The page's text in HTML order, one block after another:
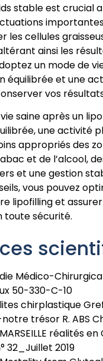
stable est crucial
les cellules
ainsi les
un mode de
équilibrée et une
vos
saine après un
une activité
appropriés des
et de l’alcool,
et une gestion
vous pouvez
lipofilling et
toute sécurité.
Médico-
50-330-C-10
chirplastique
trésor R. ABS
réalités
32_Juillet 2019